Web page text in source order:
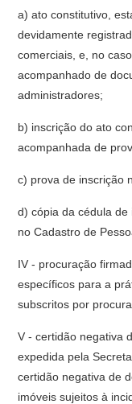
a) ato constitutivo,
devidamente
comerciais, e, no
acompanhado de
administradores;
b) inscrição do ato
acompanhada de
c) prova de inscrição
d) cópia da cédula
no Cadastro de
IV - procuração
específicos para a
subscritos por
V - certidão negativa
expedida pela
certidão negativa de
imóveis sujeitos à